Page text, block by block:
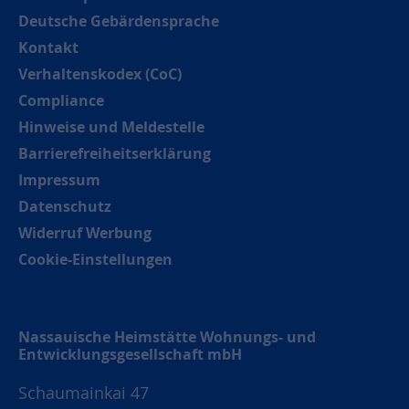
Deutsche Gebärdensprache
Kontakt
Verhaltenskodex (CoC)
Compliance
Hinweise und Meldestelle
Barrierefreiheitserklärung
Impressum
Datenschutz
Widerruf Werbung
Cookie-Einstellungen
Nassauische Heimstätte Wohnungs- und
Entwicklungsgesellschaft mbH
Schaumainkai 47